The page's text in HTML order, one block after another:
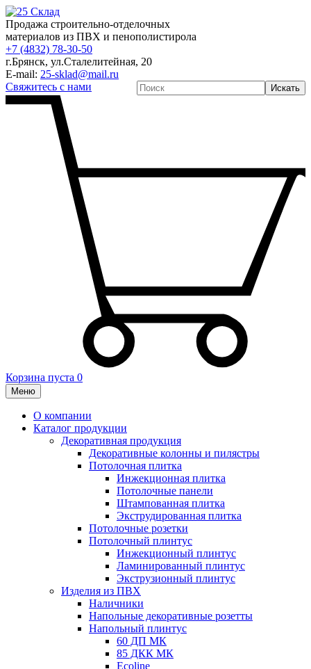
Продажа строительно-отделочных
материалов из ПВХ и пенополистирола
+7 (4832) 78-30-50
г.Брянск, ул.Сталелитейная, 20
E-mail: 25-sklad@mail.ru
Свяжитесь с нами
Искать
Корзина пуста 0
Меню
О компании
Каталог продукции
Декоративная продукция
Декоративные колонны и пилястры
Потолочная плитка
Инжекционная плитка
Потолочные панели
Штампованная плитка
Экструдированная плитка
Потолочные розетки
Потолочный плинтус
Инжекционный плинтус
Ламинированный плинтус
Экструзионный плинтус
Изделия из ПВХ
Наличники
Напольные декоративные розетты
Напольный плинтус
60 ДП МК
85 ДКК МК
Ecoline